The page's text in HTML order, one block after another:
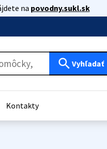
na povodny.sukl.sk
search Vyhľadať
Kontakty